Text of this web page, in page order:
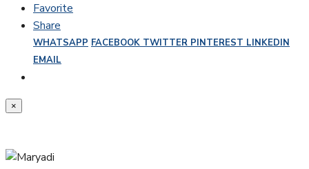
Favorite
Share
WHATSAPP FACEBOOK TWITTER PINTEREST LINKEDIN
EMAIL
×